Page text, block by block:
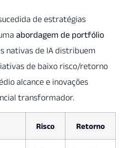
de estratégias
abordagem de portfólio
nativas de IA distribuem
de baixo risco/retorno
alcance e inovações
transformador.
Risco Retorno